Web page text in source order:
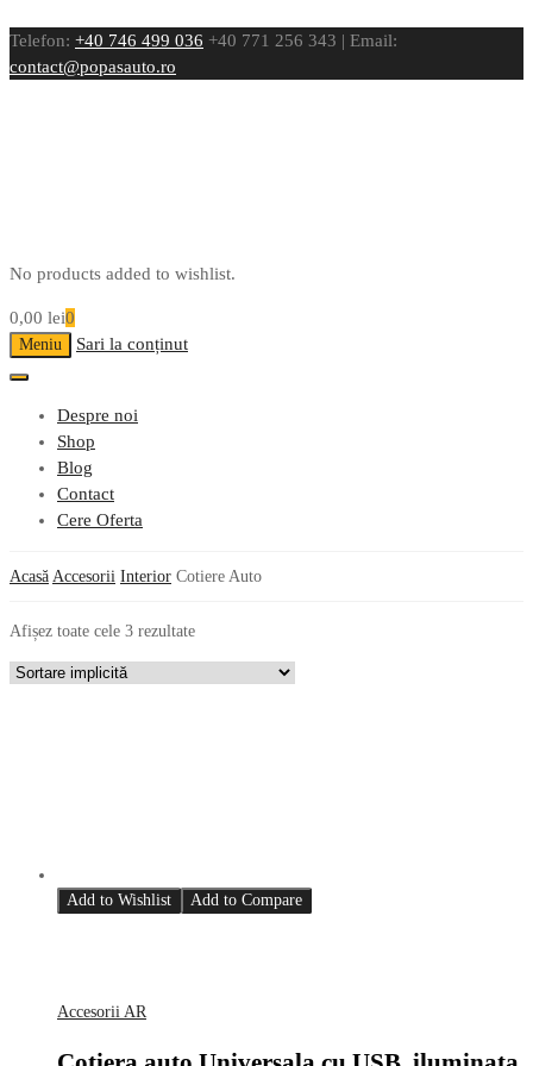
Telefon: +40 746 499 036 +40 771 256 343 | Email:
contact@popasauto.ro
No products added to wishlist.
0,00 lei0
Meniu Sari la conținut
Despre noi
Shop
Blog
Contact
Cere Oferta
Acasă Accesorii Interior Cotiere Auto
Afișez toate cele 3 rezultate
Add to Wishlist Add to Compare
Accesorii AR